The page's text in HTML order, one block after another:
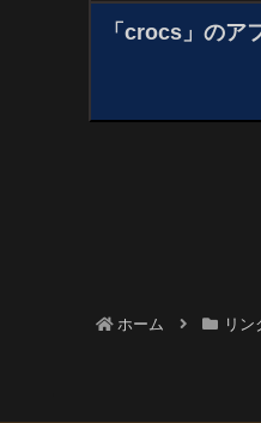
「crocs」のア
ホーム リン